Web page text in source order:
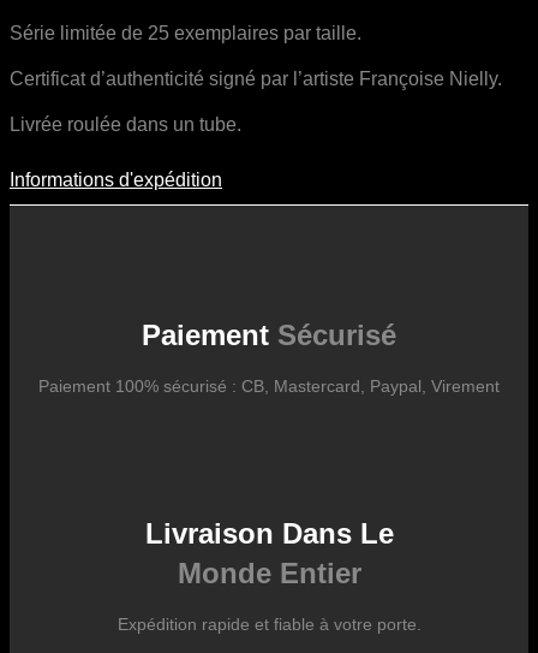
Série limitée de 25 exemplaires par taille.
Certificat d’authenticité signé par l’artiste Françoise Nielly.
Livrée roulée dans un tube.
Informations D'expédition
des fluctuations tarifaires des transporteurs internationaux.
Informations d'expédition
Paiement Sécurisé
Paiement 100% sécurisé : CB, Mastercard, Paypal, Virement
Livraison Dans Le
Monde Entier
Expédition rapide et fiable à votre porte.